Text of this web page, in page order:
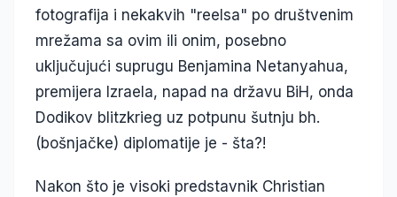
fotografija i nekakvih "reelsa" po društvenim
mrežama sa ovim ili onim, posebno
uključujući suprugu Benjamina Netanyahua,
premijera Izraela, napad na državu BiH, onda
Dodikov blitzkrieg uz potpunu šutnju bh.
(bošnjačke) diplomatije je - šta?!
Nakon što je visoki predstavnik Christian